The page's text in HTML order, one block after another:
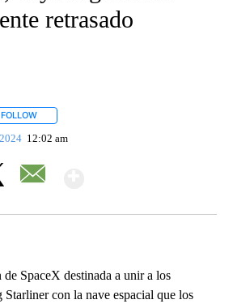
retrasado
FOLLOW
12:02 am
SpaceX destinada a unir a los
Starliner con la nave espacial que los